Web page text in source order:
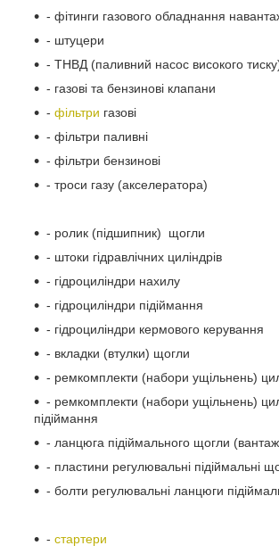
- фітинги газового обладнання
- штуцери
- ТНВД (паливний насос високого
- газові та бензинові клапани
- фільтри газові
- фільтри паливні
- фільтри бензинові
- троси газу (акселератора)
- ролик (підшипник) щогли
- штоки гідравлічних циліндрів
- гідроциліндри нахилу
- гідроциліндри підіймання
- гідроциліндри кермового керування
- вкладки (втулки) щогли
- ремкомплекти (набори ущільнень)
- ремкомплекти (набори ущільнень)
підіймання
- ланцюга підіймального щогли
- пластини регулювальні підіймальні
- болти регулювальні ланцюги
- стартери